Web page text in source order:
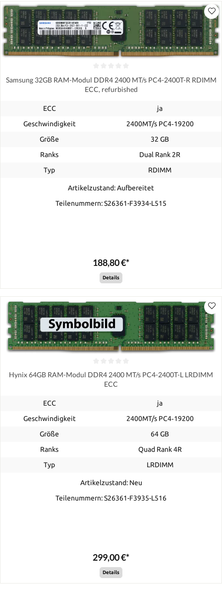
Samsung 32GB RAM-Modul DDR4 2400 MT/s PC4-2400T-R RDIMM
ECC, refurbished
ECC
ja
Geschwindigkeit
2400MT/s PC4‑19200
Größe
32 GB
Ranks
Dual Rank 2R
Typ
RDIMM
Artikelzustand: Aufbereitet
Teilenummern: S26361-F3934-L515
188,80 €*
Details
Hynix 64GB RAM-Modul DDR4 2400 MT/s PC4-2400T-L LRDIMM
ECC
ECC
ja
Geschwindigkeit
2400MT/s PC4‑19200
Größe
64 GB
Ranks
Quad Rank 4R
Typ
LRDIMM
Artikelzustand: Neu
Teilenummern: S26361-F3935-L516
299,00 €*
Details